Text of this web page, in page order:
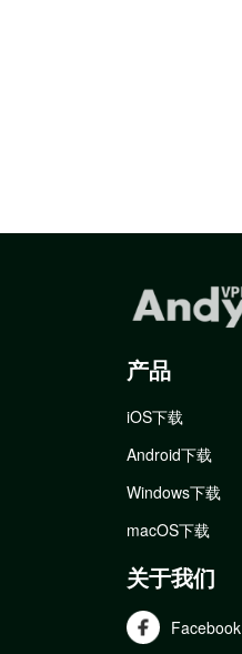
产品
iOS下载
Android下载
Windows下载
macOS下载
关于我们
Facebook